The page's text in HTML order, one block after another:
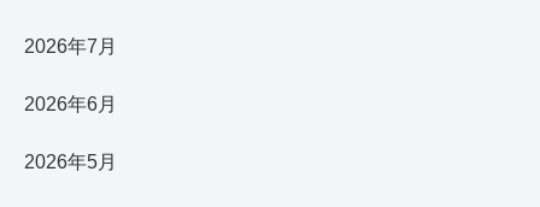
2026年7月
2026年6月
2026年5月